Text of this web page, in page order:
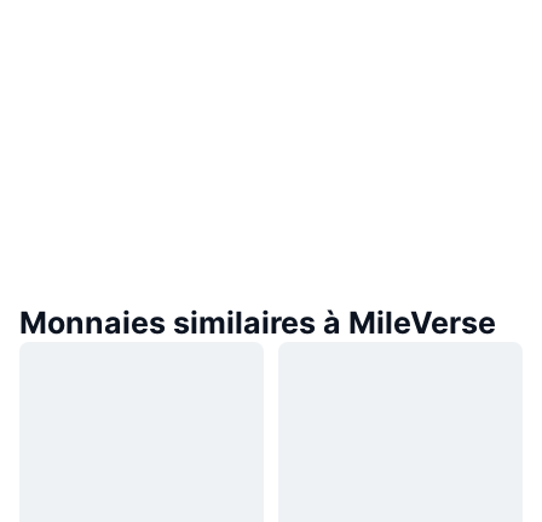
Monnaies similaires à MileVerse